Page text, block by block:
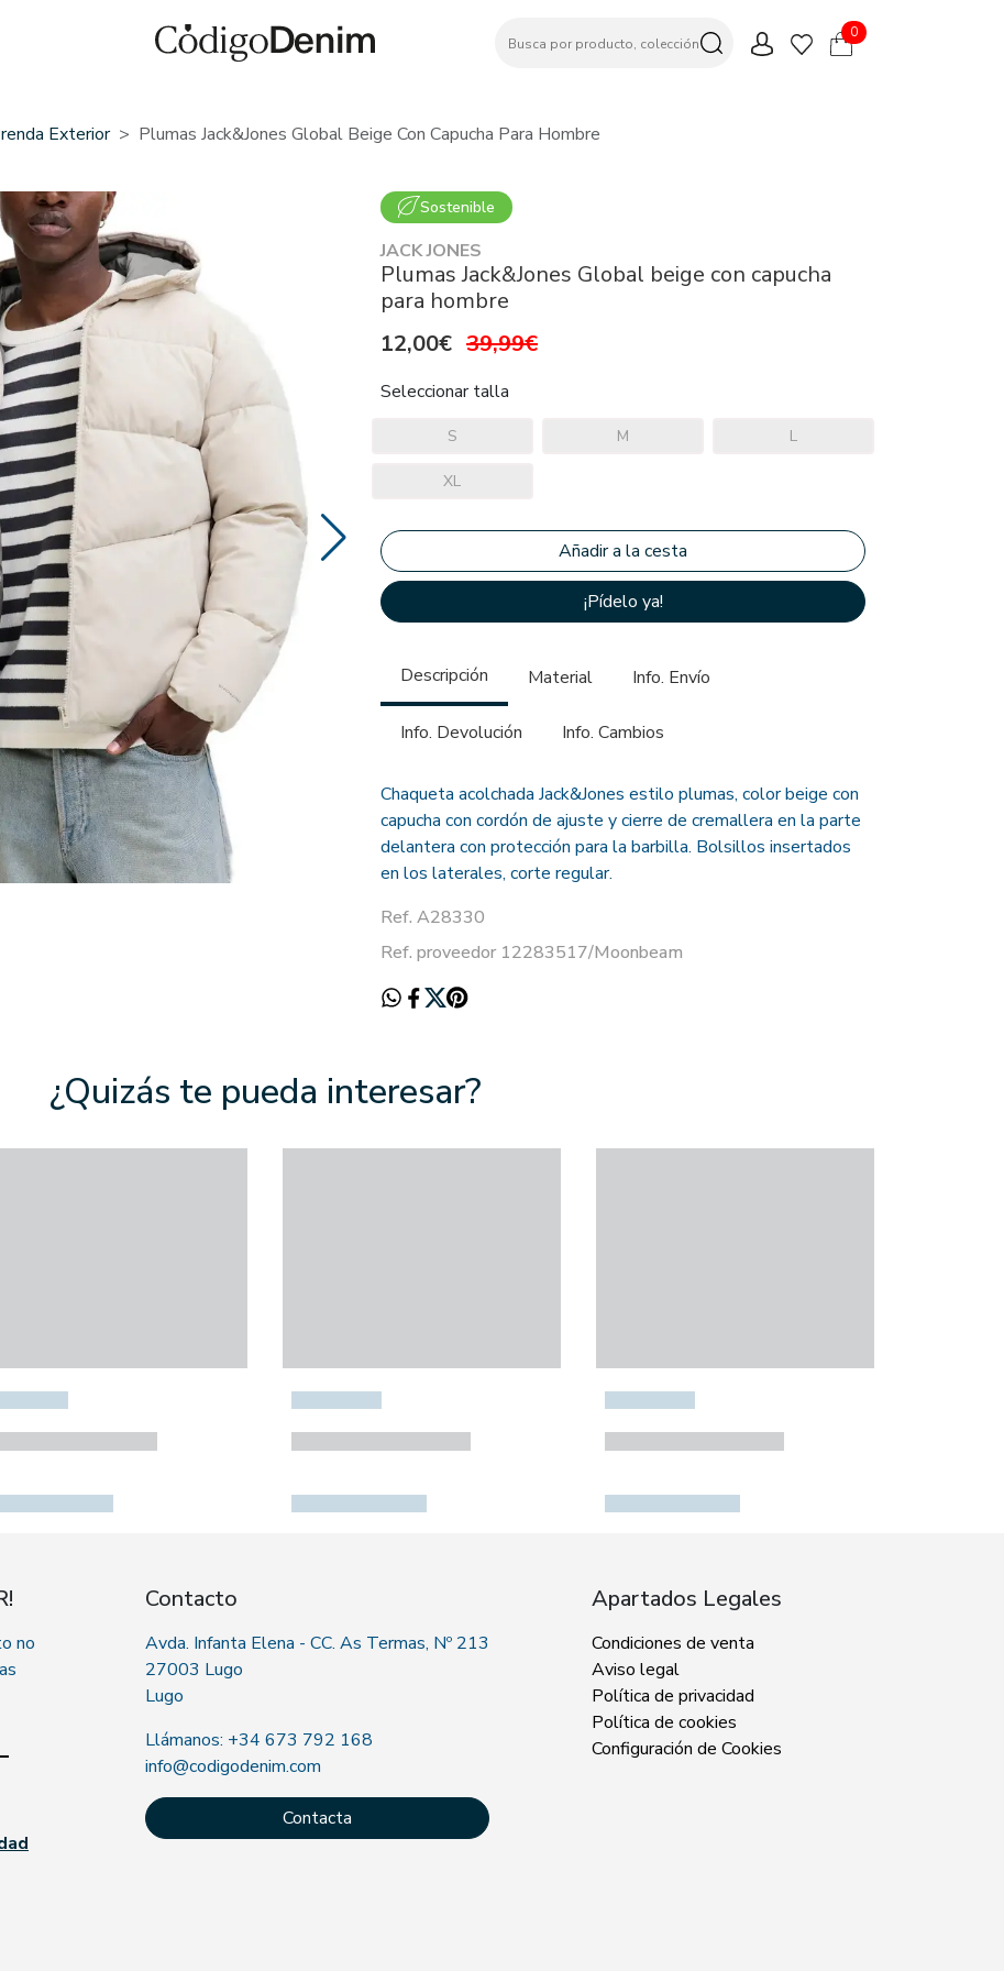
0
Exterior Plumas Jack&Jones Global Beige Con Capucha Para Hombre
Sostenible
JACK JONES
Plumas Jack&Jones Global beige con capucha
para hombre
12,00€ 39,99€
Seleccionar talla
S M L
XL
¡Pídelo ya!
Descripción Material Info. Envío
Info. Devolución Info. Cambios
Chaqueta acolchada Jack&Jones estilo plumas, color beige con
capucha con cordón de ajuste y cierre de cremallera en la parte
delantera con protección para la barbilla. Bolsillos insertados
en los laterales, corte regular.
Ref. A28330
Ref. proveedor 12283517/Moonbeam
¿Quizás te pueda interesar?
no
Contacto
Avda. Infanta Elena - CC. As Termas, Nº 213
27003 Lugo
Lugo
Llámanos: +34 673 792 168
info@codigodenim.com
Contacta
Apartados Legales
Condiciones de venta
Aviso legal
Política de privacidad
Política de cookies
Configuración de Cookies